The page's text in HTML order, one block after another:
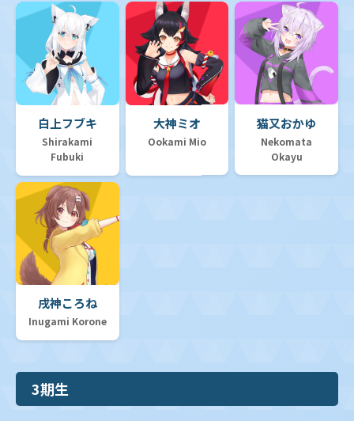
白上フブキ
Shirakami
Fubuki
大神ミオ
Ookami Mio
猫又おかゆ
Nekomata
Okayu
戌神ころね
Inugami Korone
3期生